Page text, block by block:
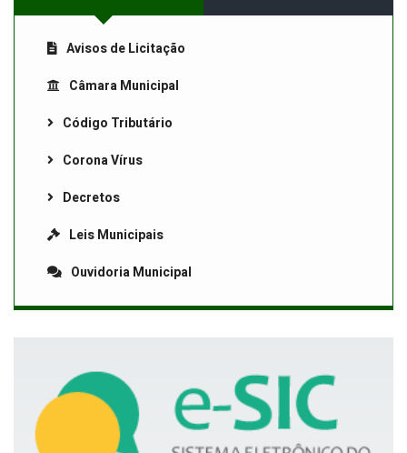
Avisos de Licitação
Câmara Municipal
Código Tributário
Corona Vírus
Decretos
Leis Municipais
Ouvidoria Municipal